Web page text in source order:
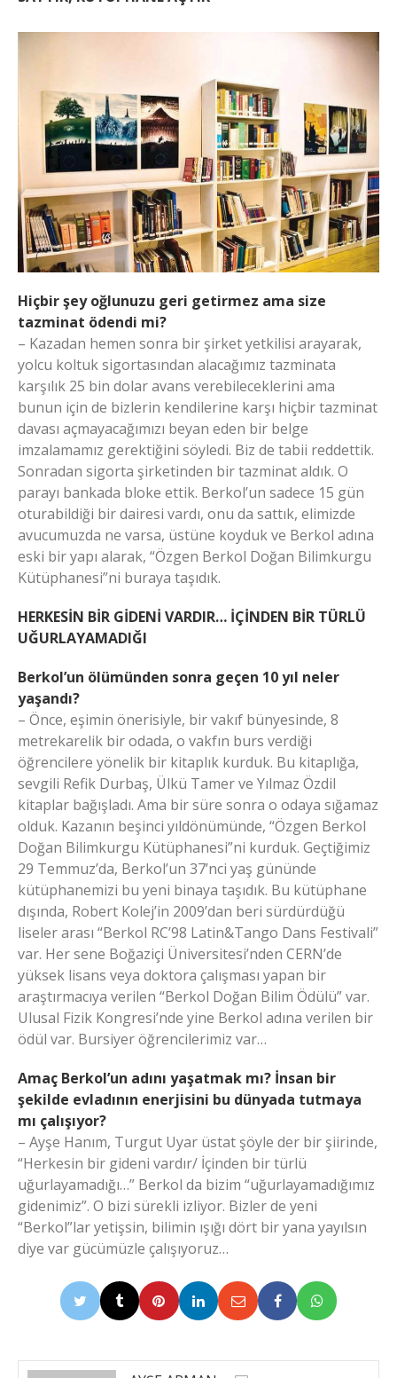
Hiçbir şey oğlunuzu geri getirmez ama size
tazminat ödendi mi?
– Kazadan hemen sonra bir şirket yetkilisi arayarak,
yolcu koltuk sigortasından alacağımız tazminata
karşılık 25 bin dolar avans verebileceklerini ama
bunun için de bizlerin kendilerine karşı hiçbir tazminat
davası açmayacağımızı beyan eden bir belge
imzalamamız gerektiğini söyledi. Biz de tabii reddettik.
Sonradan sigorta şirketinden bir tazminat aldık. O
parayı bankada bloke ettik. Berkol’un sadece 15 gün
oturabildiği bir dairesi vardı, onu da sattık, elimizde
avucumuzda ne varsa, üstüne koyduk ve Berkol adına
eski bir yapı alarak, “Özgen Berkol Doğan Bilimkurgu
Kütüphanesi”ni buraya taşıdık.
HERKESİN BİR GİDENİ VARDIR… İÇİNDEN BİR TÜRLÜ
UĞURLAYAMADIĞI
Berkol’un ölümünden sonra geçen 10 yıl neler
yaşandı?
– Önce, eşimin önerisiyle, bir vakıf bünyesinde, 8
metrekarelik bir odada, o vakfın burs verdiği
öğrencilere yönelik bir kitaplık kurduk. Bu kitaplığa,
sevgili Refik Durbaş, Ülkü Tamer ve Yılmaz Özdil
kitaplar bağışladı. Ama bir süre sonra o odaya sığamaz
olduk. Kazanın beşinci yıldönümünde, “Özgen Berkol
Doğan Bilimkurgu Kütüphanesi”ni kurduk. Geçtiğimiz
29 Temmuz’da, Berkol’un 37’nci yaş gününde
kütüphanemizi bu yeni binaya taşıdık. Bu kütüphane
dışında, Robert Kolej’in 2009’dan beri sürdürdüğü
liseler arası “Berkol RC’98 Latin&Tango Dans Festivali”
var. Her sene Boğaziçi Üniversitesi’nden CERN’de
yüksek lisans veya doktora çalışması yapan bir
araştırmacıya verilen “Berkol Doğan Bilim Ödülü” var.
Ulusal Fizik Kongresi’nde yine Berkol adına verilen bir
ödül var. Bursiyer öğrencilerimiz var…
Amaç Berkol’un adını yaşatmak mı? İnsan bir
şekilde evladının enerjisini bu dünyada tutmaya
mı çalışıyor?
– Ayşe Hanım, Turgut Uyar üstat şöyle der bir şiirinde,
“Herkesin bir gideni vardır/ İçinden bir türlü
uğurlayamadığı…” Berkol da bizim “uğurlayamadığımız
gidenimiz”. O bizi sürekli izliyor. Bizler de yeni
“Berkol”lar yetişsin, bilimin ışığı dört bir yana yayılsın
diye var gücümüzle çalışıyoruz…